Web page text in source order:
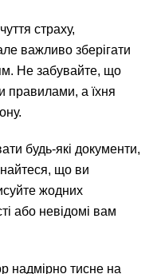
страху,
важливо зберігати
Не забувайте, що
правилами, а їхня
будь-які документи,
що ви
жодних
або невідомі вам
надмірно тисне на